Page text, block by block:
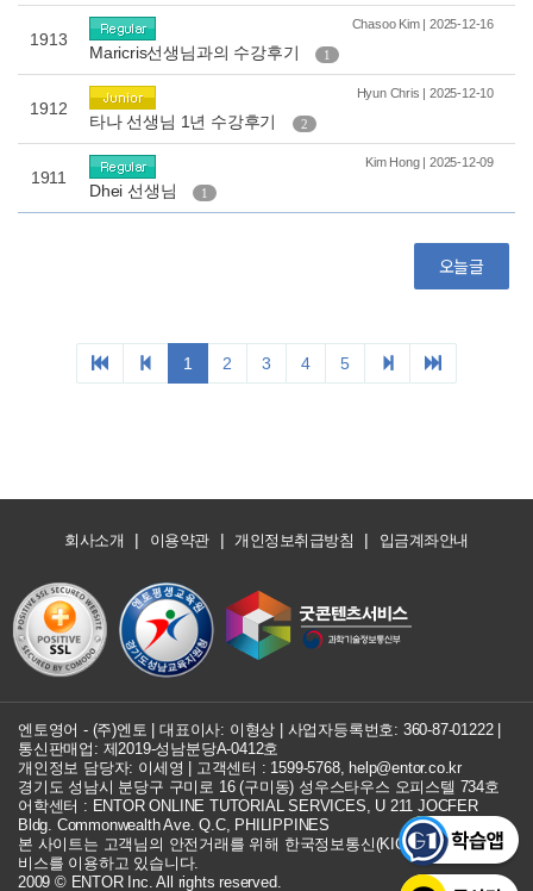
회사소개 | 이용약관 | 개인정보취급방침 | 입금계좌안내
엔토영어 - (주)엔토 | 대표이사: 이형상 | 사업자등록번호: 360-87-01222|
통신판매업: 제2019-성남분당A-0412호
개인정보 담당자: 이세영 | 고객센터 : 1599-5768, help@entor.co.kr
경기도 성남시 분당구 구미로 16 (구미동) 성우스타우스 오피스텔 734호
어학센터 : ENTOR ONLINE TUTORIAL SERVICES, U 211 JOCFER
Bldg. Commonwealth Ave. Q.C, PHILIPPINES
본 사이트는 고객님의 안전거래를 위해 한국정보통신(KICC) 구매안전 서
비스를 이용하고 있습니다.
2009 © ENTOR Inc. All rights reserved.